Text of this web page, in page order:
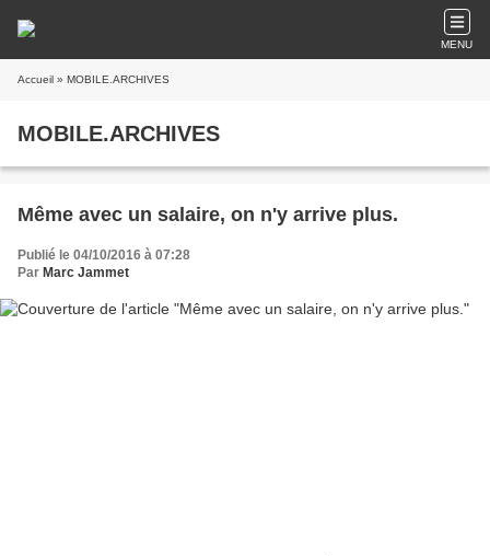
MENU
Accueil » MOBILE.ARCHIVES
MOBILE.ARCHIVES
Même avec un salaire, on n'y arrive plus.
Publié le 04/10/2016 à 07:28
Par Marc Jammet